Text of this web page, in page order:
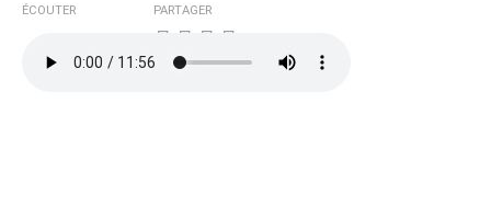
ÉCOUTER PARTAGER